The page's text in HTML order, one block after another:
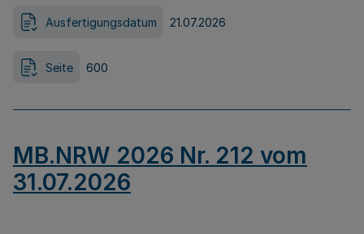
Ausfertigungsdatum 21.07.2026
Seite 600
MB.NRW 2026 Nr. 212 vom
31.07.2026